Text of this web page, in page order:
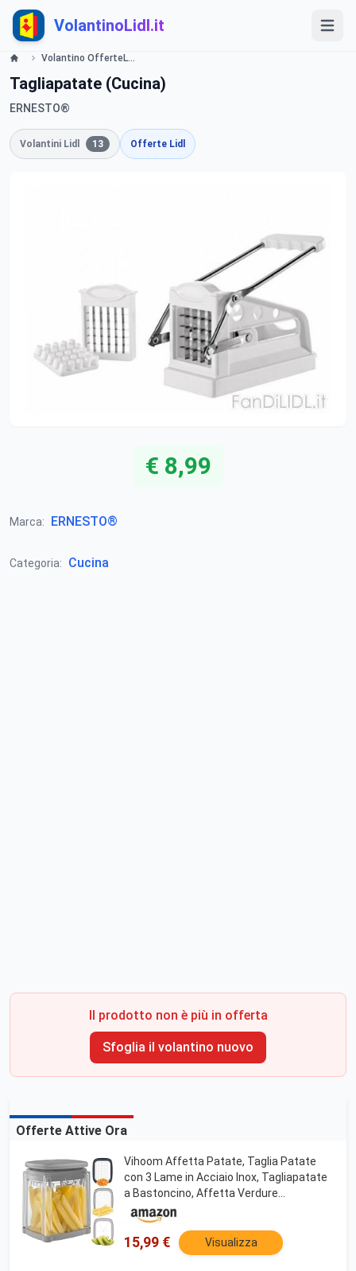
VolantinoLidl.it
Volantino OfferteLIDL Promozioni Per veri chef Cucina dal 27 Gennaio 2014 Lidl
Tagliapatate (Cucina)
ERNESTO®
Volantini Lidl 13 Offerte Lidl
€ 8,99
Marca: ERNESTO®
Categoria: Cucina
Il prodotto non è più in offerta
Sfoglia il volantino nuovo
Offerte Attive Ora
Vihoom Affetta Patate, Taglia Patate
con 3 Lame in Acciaio Inox, Tagliapatate
a Bastoncino, Affetta Verdure
Multifunzioneper per Patatine Fritte,
Cetrioli, Carote, Cipolle e Frutta(Grigio)
15,99 € Visualizza